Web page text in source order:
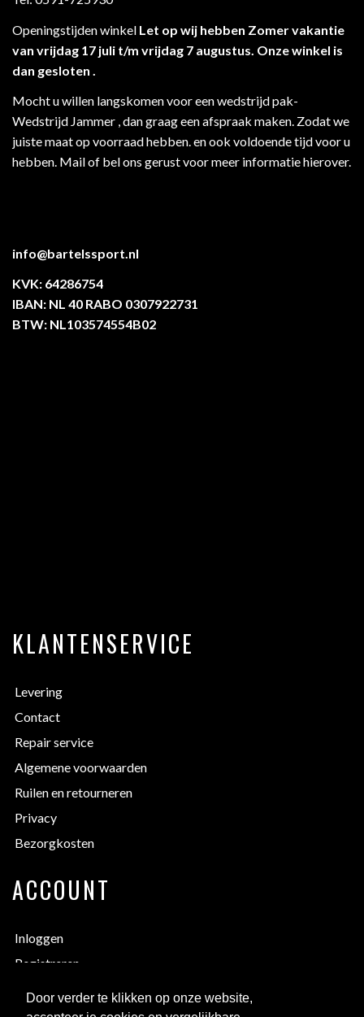
Door verder te klikken op onze website,
Openingstijden winkel Let op wij hebben Zomer vakantie
van vrijdag 17 juli t/m vrijdag 7 augustus. Onze winkel is
dan gesloten .
Mocht u willen langskomen voor een wedstrijd pak-
Wedstrijd Jammer , dan graag een afspraak maken. Zodat we
juiste maat op voorraad hebben. en ook voldoende tijd voor u
hebben. Mail of bel ons gerust voor meer informatie hierover.
info@bartelssport.nl
KVK: 64286754
IBAN: NL 40 RABO 0307922731
BTW: NL103574554B02
KLANTENSERVICE
Levering
Contact
Repair service
Algemene voorwaarden
Ruilen en retourneren
Privacy
Bezorgkosten
ACCOUNT
Inloggen
Registreren